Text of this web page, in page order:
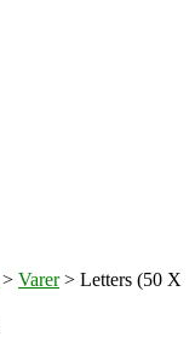
> Varer> Letters (50 X